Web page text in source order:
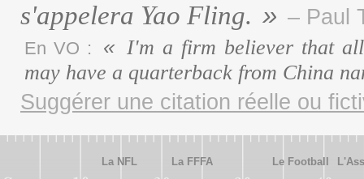
s'appelera Yao Fling.
– Paul
En VO :
I'm a firm believer that
may have a quarterback from China
Suggérer une citation réelle ou
La NFL
La FFFA
Le Football